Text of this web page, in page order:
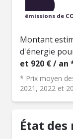
émissions de
Montant
d'énergie
et 920 € / an
* Prix moyen
2021, 2022 et
État des